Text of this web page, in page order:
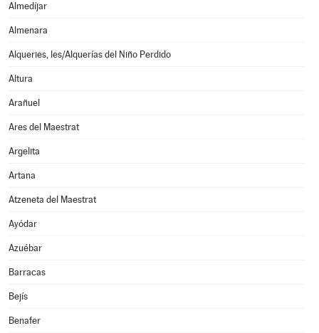
Almedíjar
Almenara
Alqueries, les/Alquerías del Niño Perdido
Altura
Arañuel
Ares del Maestrat
Argelita
Artana
Atzeneta del Maestrat
Ayódar
Azuébar
Barracas
Bejís
Benafer